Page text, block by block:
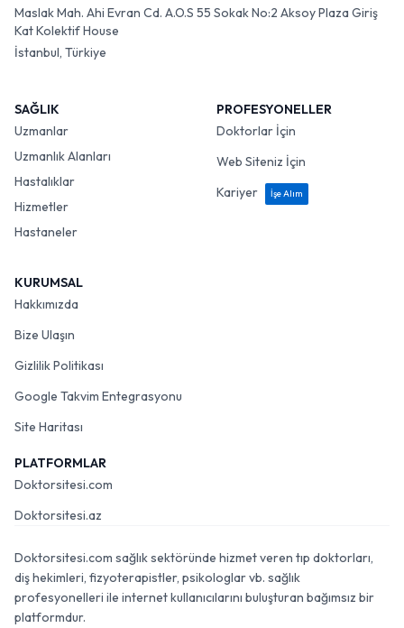
Maslak Mah. Ahi Evran Cd. A.O.S 55 Sokak No:2 Aksoy Plaza Giriş
Kat Kolektif House
İstanbul, Türkiye
SAĞLIK
Uzmanlar
Uzmanlık Alanları
Hastalıklar
Hizmetler
Hastaneler
PROFESYONELLER
Doktorlar İçin
Web Siteniz İçin
Kariyer
İşe Alım
KURUMSAL
Hakkımızda
Bize Ulaşın
Gizlilik Politikası
Google Takvim Entegrasyonu
Site Haritası
PLATFORMLAR
Doktorsitesi.com
Doktorsitesi.az
Doktorsitesi.com sağlık sektöründe hizmet veren tıp doktorları,
diş hekimleri, fizyoterapistler, psikologlar vb. sağlık
profesyonelleri ile internet kullanıcılarını buluşturan bağımsız bir
platformdur.